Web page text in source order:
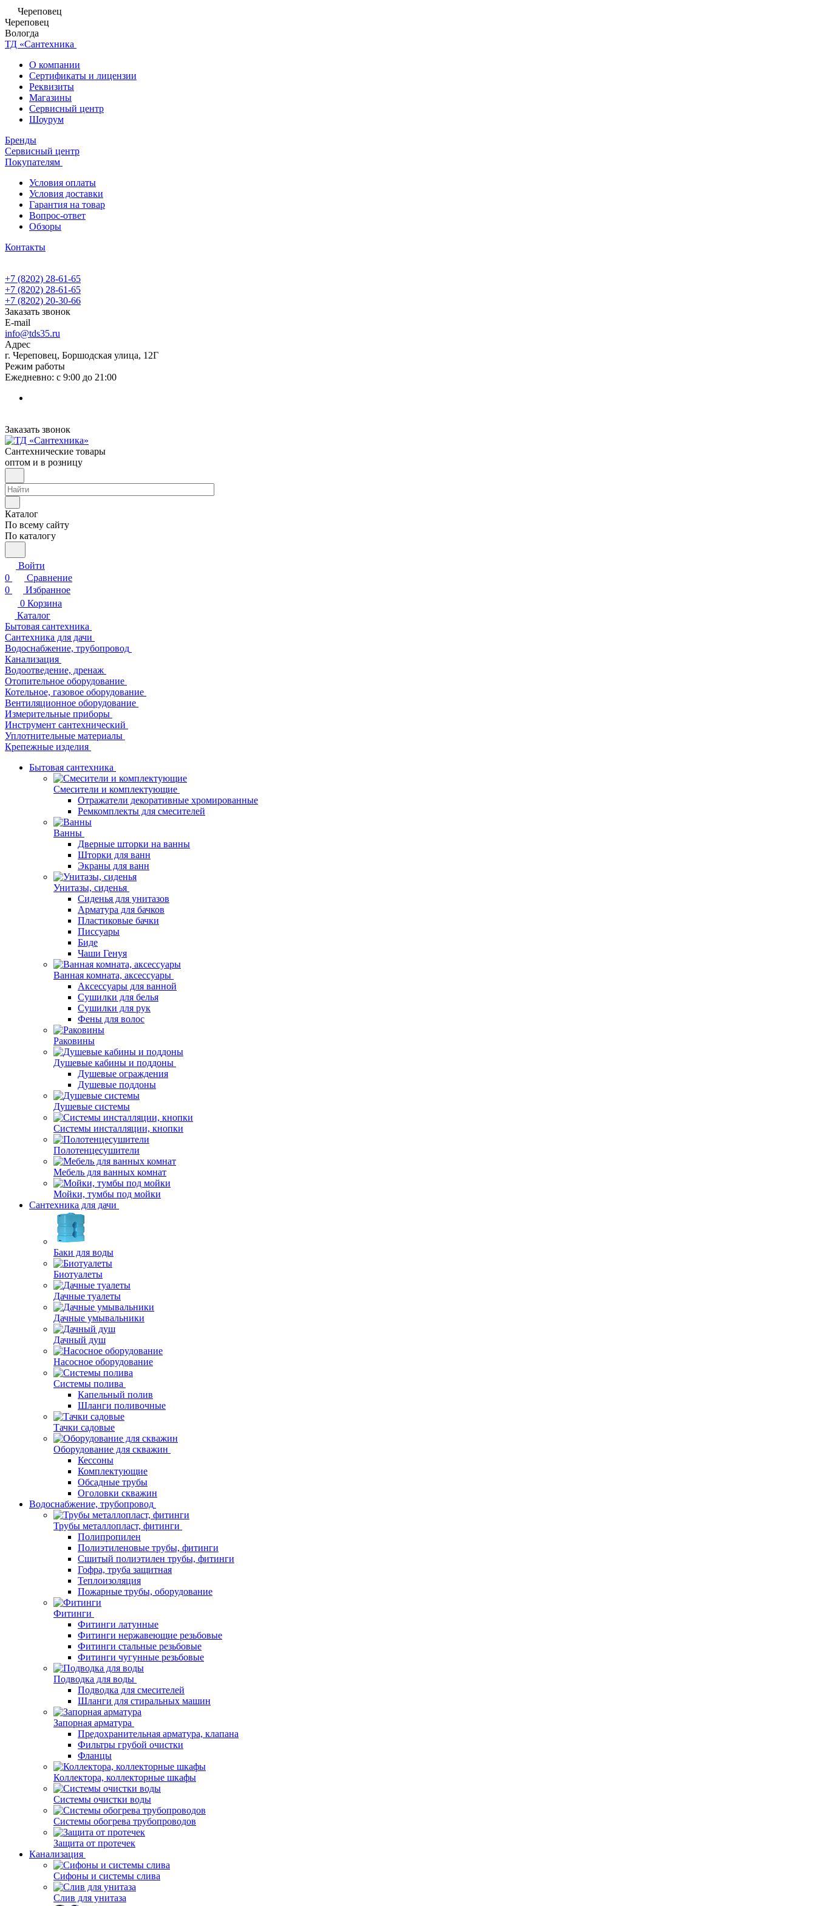
Череповец
Череповец
Вологда
ТД «Сантехника
О компании
Сертификаты и лицензии
Реквизиты
Магазины
Сервисный центр
Шоурум
Бренды
Сервисный центр
Покупателям
Условия оплаты
Условия доставки
Гарантия на товар
Вопрос-ответ
Обзоры
Контакты
+7 (8202) 28‑61-65
+7 (8202) 28‑61-65
+7 (8202) 20‑30-66
Заказать звонок
E-mail
info@tds35.ru
Адрес
г. Череповец, Боршодская улица, 12Г
Режим работы
Ежедневно: с 9:00 до 21:00
Заказать звонок
Сантехнические товары
оптом и в розницу
Каталог
По всему сайту
По каталогу
Войти
0
Сравнение
0
Избранное
0 Корзина
Каталог
Бытовая сантехника
Сантехника для дачи
Водоснабжение, трубопровод
Канализация
Водоотведение, дренаж
Отопительное оборудование
Котельное, газовое оборудование
Вентиляционное оборудование
Измерительные приборы
Инструмент сантехнический
Уплотнительные материалы
Крепежные изделия
Бытовая сантехника
Смесители и комплектующие
Отражатели декоративные хромированные
Ремкомплекты для смесителей
Ванны
Дверные шторки на ванны
Шторки для ванн
Экраны для ванн
Унитазы, сиденья
Сиденья для унитазов
Арматура для бачков
Пластиковые бачки
Писсуары
Биде
Чаши Генуя
Ванная комната, аксессуары
Аксессуары для ванной
Сушилки для белья
Сушилки для рук
Фены для волос
Раковины
Душевые кабины и поддоны
Душевые ограждения
Душевые поддоны
Душевые системы
Системы инсталляции, кнопки
Полотенцесушители
Мебель для ванных комнат
Мойки, тумбы под мойки
Сантехника для дачи
Баки для воды
Биотуалеты
Дачные туалеты
Дачные умывальники
Дачный душ
Насосное оборудование
Системы полива
Капельный полив
Шланги поливочные
Тачки садовые
Оборудование для скважин
Кессоны
Комплектующие
Обсадные трубы
Оголовки скважин
Водоснабжение, трубопровод
Трубы металлопласт, фитинги
Полипропилен
Полиэтиленовые трубы, фитинги
Сшитый полиэтилен трубы, фитинги
Гофра, труба защитная
Теплоизоляция
Пожарные трубы, оборудование
Фитинги
Фитинги латунные
Фитинги нержавеющие резьбовые
Фитинги стальные резьбовые
Фитинги чугунные резьбовые
Подводка для воды
Подводка для смесителей
Шланги для стиральных машин
Запорная арматура
Предохранительная арматура, клапана
Фильтры грубой очистки
Фланцы
Коллектора, коллекторные шкафы
Системы очистки воды
Системы обогрева трубопроводов
Защита от протечек
Канализация
Сифоны и системы слива
Слив для унитаза